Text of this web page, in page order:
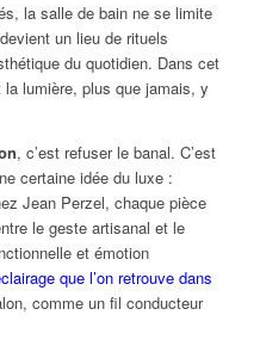
la salle de bain ne se limite
un lieu de rituels
du quotidien. Dans cet
lumière, plus que jamais, y
, c’est refuser le banal. C’est
certaine idée du luxe :
Jean Perzel, chaque pièce
le geste artisanal et le
et émotion
que l’on retrouve dans
comme un fil conducteur